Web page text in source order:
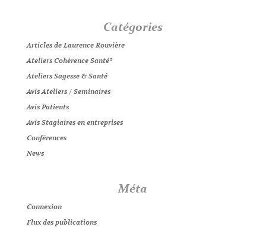
Catégories
Articles de Laurence Rouvière
Ateliers Cohérence Santé®
Ateliers Sagesse & Santé
Avis Ateliers / Seminaires
Avis Patients
Avis Stagiaires en entreprises
Conférences
News
Méta
Connexion
Flux des publications